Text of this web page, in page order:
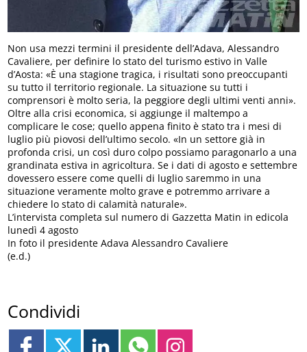
Non usa mezzi termini il presidente dell’Adava, Alessandro
Cavaliere, per definire lo stato del turismo estivo in Valle
d’Aosta: «È una stagione tragica, i risultati sono preoccupanti
su tutto il territorio regionale. La situazione su tutti i
comprensori è molto seria, la peggiore degli ultimi venti anni».
Oltre alla crisi economica, si aggiunge il maltempo a
complicare le cose; quello appena finito è stato tra i mesi di
luglio più piovosi dell’ultimo secolo. «In un settore già in
profonda crisi, un così duro colpo possiamo paragonarlo a una
grandinata estiva in agricoltura. Se i dati di agosto e settembre
dovessero essere come quelli di luglio saremmo in una
situazione veramente molto grave e potremmo arrivare a
chiedere lo stato di calamità naturale».
L’intervista completa sul numero di Gazzetta Matin in edicola
lunedì 4 agosto
In foto il presidente Adava Alessandro Cavaliere
(e.d.)
Condividi